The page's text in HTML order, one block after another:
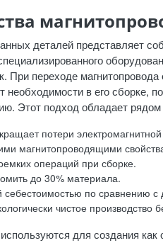
деталей представляет
При переходе магнитопровода
необходимости в его сборке,
Этот подход обладает
потери электромагнитной
магнитопроводящими
операций при сборке.
до 30% материала.
себестоимостью по сравнению с
чистое производство
для создания